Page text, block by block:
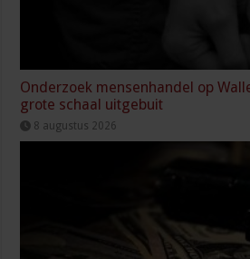
Onderzoek mensenhandel op
grote schaal uitgebuit
8 augustus 2026